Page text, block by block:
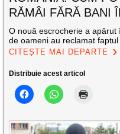
RĂMÂI FĂRĂ BANI
O nouă escrocherie a apărut
de oameni au reclamat faptul
CITEȘTE MAI DEPARTE
Distribuie acest articol